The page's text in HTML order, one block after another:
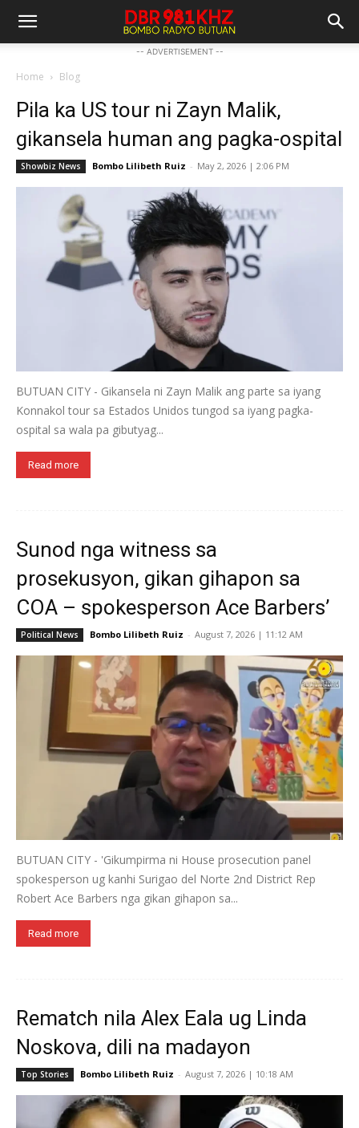
-- ADVERTISEMENT --
Home Blog
Pila ka US tour ni Zayn Malik,
gikansela human ang pagka-ospital
Showbiz News Bombo Lilibeth Ruiz - May 2, 2026 | 2:06 PM
BUTUAN CITY - Gikansela ni Zayn Malik ang parte sa iyang
Konnakol tour sa Estados Unidos tungod sa iyang pagka-
ospital sa wala pa gibutyag...
Read more
Sunod nga witness sa
prosekusyon, gikan gihapon sa
COA – spokesperson Ace Barbers’
Political News Bombo Lilibeth Ruiz - August 7, 2026 | 11:12 AM
BUTUAN CITY - 'Gikumpirma ni House prosecution panel
spokesperson ug kanhi Surigao del Norte 2nd District Rep
Robert Ace Barbers nga gikan gihapon sa...
Read more
Rematch nila Alex Eala ug Linda
Noskova, dili na madayon
Top Stories Bombo Lilibeth Ruiz - August 7, 2026 | 10:18 AM